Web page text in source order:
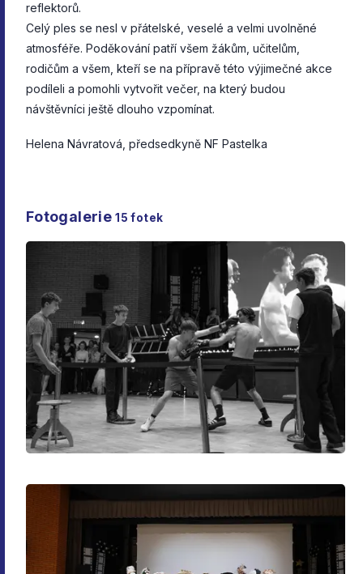
reflektorů.
Celý ples se nesl v přátelské, veselé a velmi uvolněné
atmosféře. Poděkování patří všem žákům, učitelům,
rodičům a všem, kteří se na přípravě této výjimečné akce
podíleli a pomohli vytvořit večer, na který budou
návštěvníci ještě dlouho vzpomínat.
Helena Návratová, předsedkyně NF Pastelka
Fotogalerie15 fotek